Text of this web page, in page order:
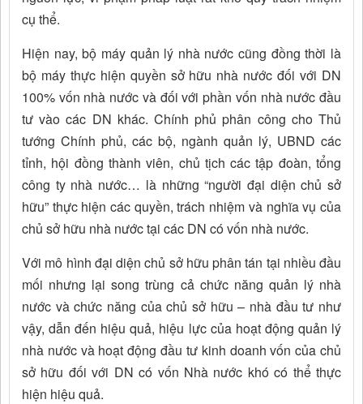
cụ thể.
Hiện nay, bộ máy quản lý nhà nước cũng đồng thời là
bộ máy thực hiện quyền sở hữu nhà nước đối với DN
100% vốn nhà nước và đối với phần vốn nhà nước đầu
tư vào các DN khác. Chính phủ phân công cho Thủ
tướng Chính phủ, các bộ, ngành quản lý, UBND các
tỉnh, hội đồng thành viên, chủ tịch các tập đoàn, tổng
công ty nhà nước… là những “người đại diện chủ sở
hữu” thực hiện các quyền, trách nhiệm và nghĩa vụ của
chủ sở hữu nhà nước tại các DN có vốn nhà nước.
Với mô hình đại diện chủ sở hữu phân tán tại nhiều đầu
mối nhưng lại song trùng cả chức năng quản lý nhà
nước và chức năng của chủ sở hữu – nhà đầu tư như
vậy, dẫn đến hiệu quả, hiệu lực của hoạt động quản lý
nhà nước và hoạt động đầu tư kinh doanh vốn của chủ
sở hữu đối với DN có vốn Nhà nước khó có thể thực
hiện hiệu quả.